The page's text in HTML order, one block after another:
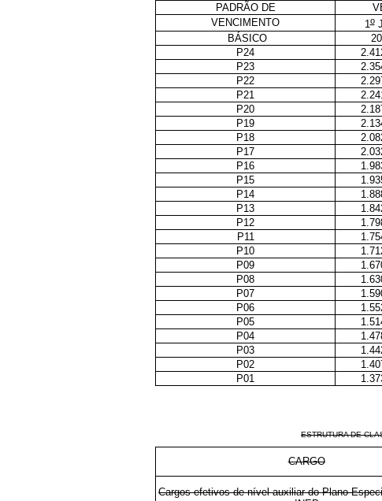
PADRÃO DE
VENCIMENTO
1o
BÁSICO
P24
P23
P22
P21
P20
P19
P18
P17
P16
P15
P14
P13
P12
P11
P10
P09
P08
P07
P06
P05
P04
P03
P02
P01
ESTRUTURA DE
CARGO
Cargos efetivos de nível auxiliar do Plano